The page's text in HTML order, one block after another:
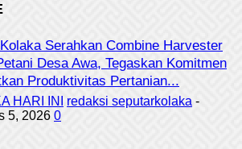
Serahkan Combine Harvester
Desa Awa, Tegaskan Komitmen
Produktivitas Pertanian...
HARI INI redaksi seputarkolaka -
5, 2026 0